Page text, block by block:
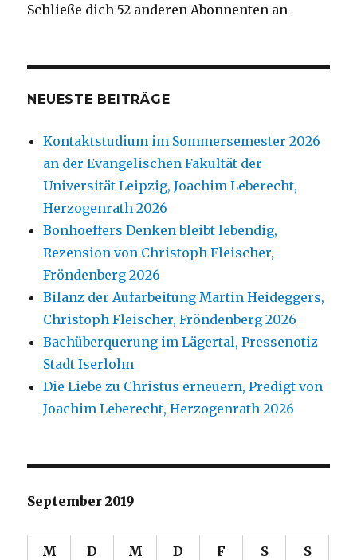
Schließe dich 52 anderen Abonnenten an
NEUESTE BEITRÄGE
Kontaktstudium im Sommersemester 2026
an der Evangelischen Fakultät der
Universität Leipzig, Joachim Leberecht,
Herzogenrath 2026
Bonhoeffers Denken bleibt lebendig,
Rezension von Christoph Fleischer,
Fröndenberg 2026
Bilanz der Aufarbeitung Martin Heideggers,
Christoph Fleischer, Fröndenberg 2026
Bachüberquerung im Lägertal, Pressenotiz
Stadt Iserlohn
Die Liebe zu Christus erneuern, Predigt von
Joachim Leberecht, Herzogenrath 2026
September 2019
M D M D F S S